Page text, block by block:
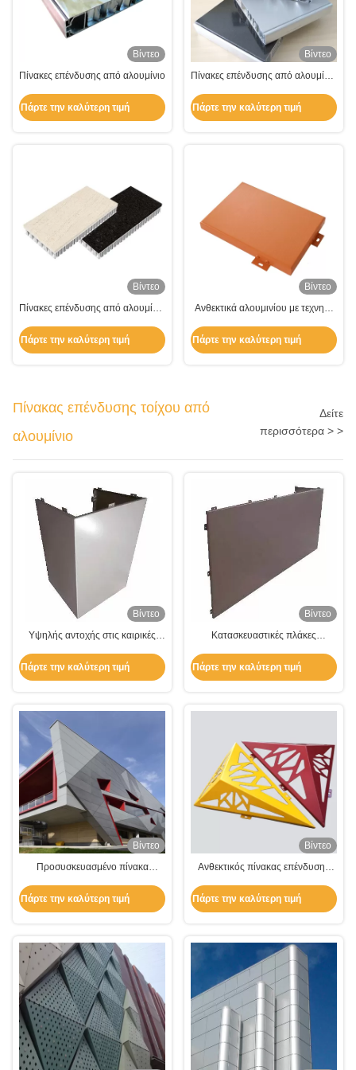
Βίντεο
Πίνακες επένδυσης από αλουμίνιο
Πάρτε την καλύτερη τιμή
Βίντεο
Πίνακες επένδυσης από αλουμίνιο
Πάρτε την καλύτερη τιμή
Βίντεο
Πίνακες επένδυσης από αλουμίνιο
κτιρίων
Πάρτε την καλύτερη τιμή
Βίντεο
Ανθεκτικά αλουμινίου με τεχνητό
κτιρίων
Πάρτε την καλύτερη τιμή
Πίνακας επένδυσης τοίχου από
αλουμίνιο
Δείτε
περισσότερα > >
Βίντεο
Υψηλής αντοχής στις καιρικές
αλουμινίου για τοίχο στήλη Eave
Πάρτε την καλύτερη τιμή
Βίντεο
Κατασκευαστικές πλάκες
Πάρτε την καλύτερη τιμή
Βίντεο
Προσυσκευασμένο πίνακα
PVDF / Powder Coating για
διακόσμηση κτιρίων
Πάρτε την καλύτερη τιμή
Βίντεο
Ανθεκτικός πίνακας επένδυσης
Πάρτε την καλύτερη τιμή